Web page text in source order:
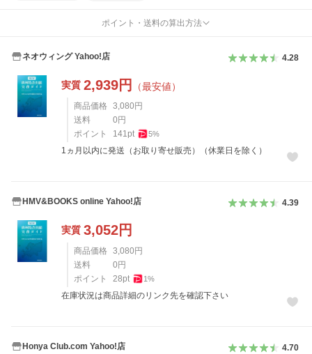
ポイント・送料の算出方法
ネオウィング Yahoo!店 4.28
実質 2,939円 （最安値）
商品価格 3,080 円
送料
0 円
ポイント
141pt 5%
1ヵ月以内に発送（お取り寄せ販売）（休業日を除く）
HMV&BOOKS online Yahoo!店 4.39
実質 3,052円
商品価格 3,080 円
送料
0 円
ポイント
28pt 1%
在庫状況は商品詳細のリンク先を確認下さい
Honya Club.com Yahoo!店 4.70